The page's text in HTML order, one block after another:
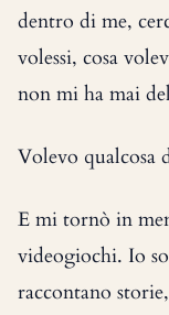
dentro di me,
volessi, cosa
non mi ha mai
Volevo
E mi tornò in
videogiochi. Io
raccontano